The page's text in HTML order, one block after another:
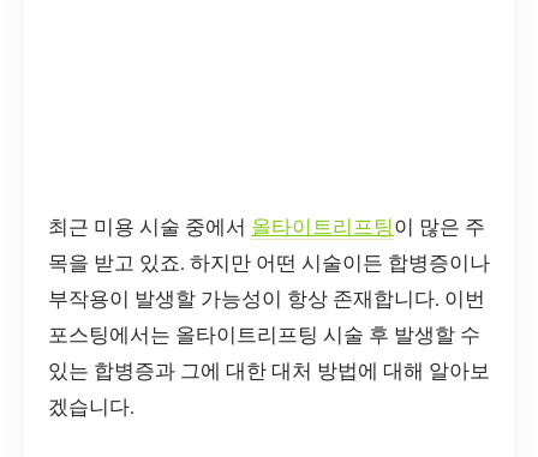
최근 미용 시술 중에서 올타이트리프팅이 많은 주
목을 받고 있죠. 하지만 어떤 시술이든 합병증이나
부작용이 발생할 가능성이 항상 존재합니다. 이번
포스팅에서는 올타이트리프팅 시술 후 발생할 수
있는 합병증과 그에 대한 대처 방법에 대해 알아보
겠습니다.